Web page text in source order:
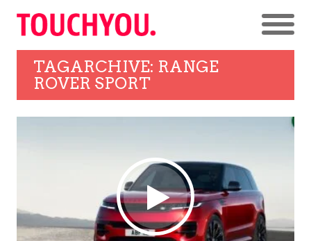
TAGARCHIVE: RANGE
ROVER SPORT